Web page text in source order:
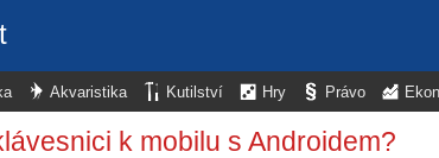
Akvaristika Kutilství Hry Právo
k mobilu s Androidem?